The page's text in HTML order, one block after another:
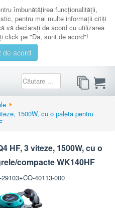
îmbunătăţirea funcţionalităţii,
pentru mai multe informaţii citiţi
vă declaraţi de acord cu utilizarea
click pe "Da, sunt de acord"!
de acord
1500W, cu o paleta pentru
HF, 3 viteze, 1500W, cu o
compacte WK140HF
40113-000